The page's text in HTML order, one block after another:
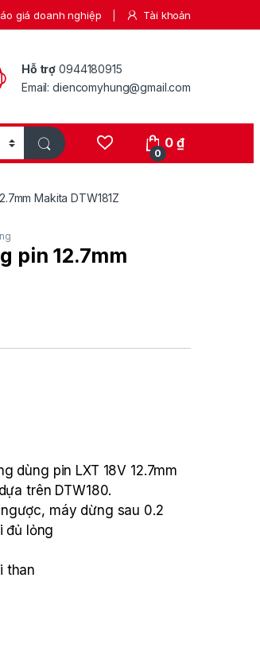
giá doanh nghiệp Tài khoản
Hỗ trợ 0944180915
Email: diencomyhung@gmail.com
0
0₫
Makita DTW181Z
pin 12.7mm
dùng pin LXT 18V 12.7mm
trên DTW180.
máy dừng sau 0.2
đủ lỏng
than